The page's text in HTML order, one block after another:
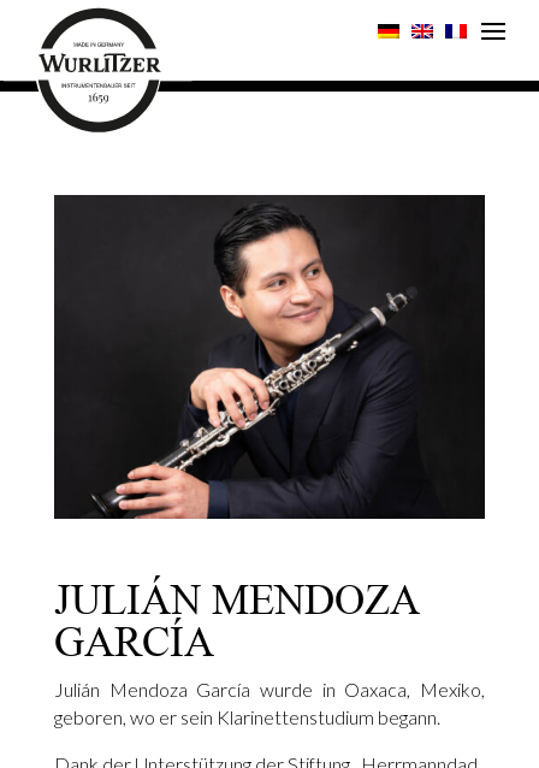
JULIÁN MENDOZA
GARCÍA
Julián Mendoza García wurde in Oaxaca, Mexiko,
geboren, wo er sein Klarinettenstudium begann.